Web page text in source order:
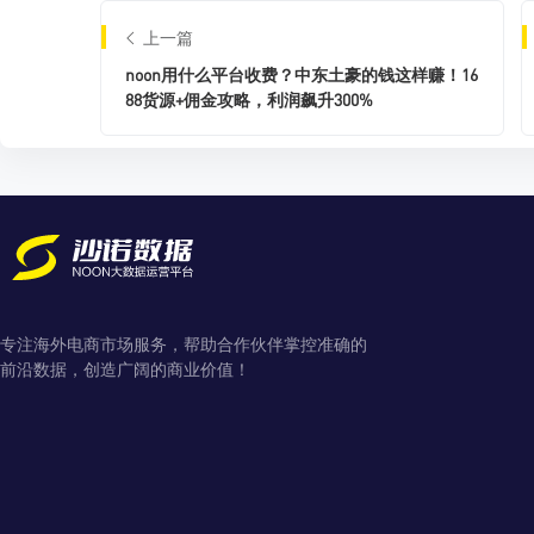
上一篇
noon用什么平台收费？中东土豪的钱这样赚！16
88货源+佣金攻略，利润飙升300%
专注海外电商市场服务，帮助合作伙伴掌控准确的
前沿数据，创造广阔的商业价值！